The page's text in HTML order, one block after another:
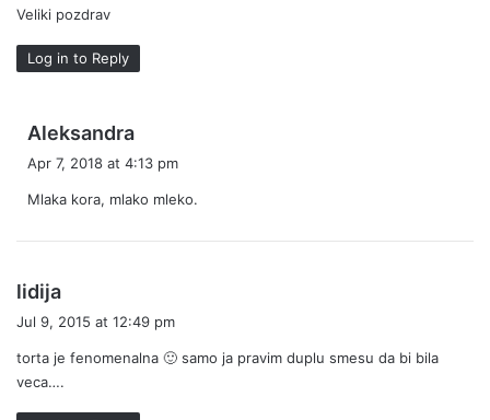
Veliki pozdrav
Log in to Reply
Aleksandra
s
Apr 7, 2018 at 4:13 pm
Mlaka kora, mlako mleko.
lidija
s
:
Jul 9, 2015 at 12:49 pm
torta je fenomenalna 🙂 samo ja pravim duplu smesu da bi bila
veca….